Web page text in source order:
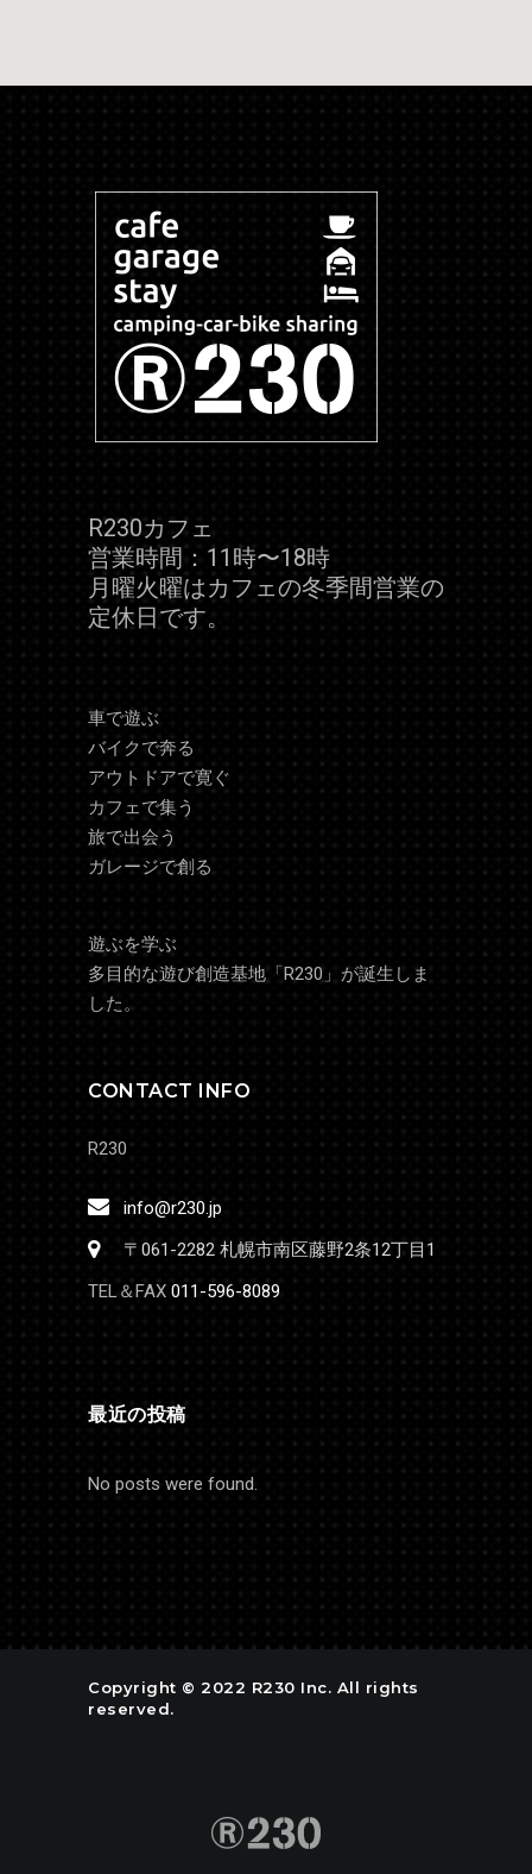
R230カフェ
営業時間：11時〜18時
月曜火曜はカフェの冬季間営業の
定休日です。
車で遊ぶ
バイクで奔る
アウトドアで寛ぐ
カフェで集う
旅で出会う
ガレージで創る
遊ぶを学ぶ
多目的な遊び創造基地「R230」が誕生しま
した。
CONTACT INFO
R230
info@r230.jp
〒061-2282 札幌市南区藤野2条12丁目1
TEL＆FAX 011-596-8089
最近の投稿
No posts were found.
Copyright © 2022 R230 Inc. All rights
reserved.